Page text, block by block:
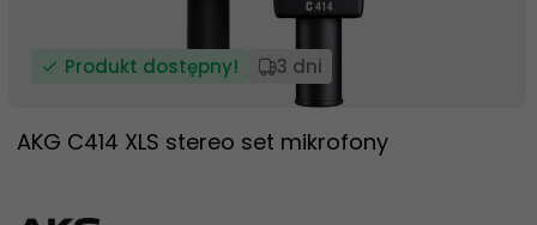
Produkt dostępny! 3 dni
AKG C414 XLS stereo set mikrofony